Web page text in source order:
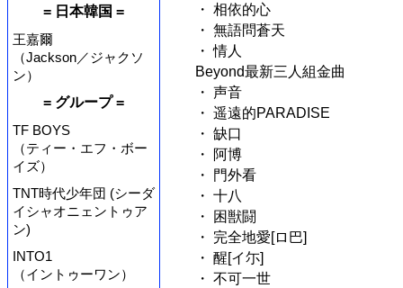
= 日本韓国 =
王嘉爾
（Jackson／ジャクソ
ン）
= グループ =
TF BOYS
（ティー・エフ・ボー
イズ）
TNT時代少年団 (シーダ
イシャオニェントゥア
ン)
INTO1
（イントゥーワン）
・ 相依的心
・ 無語問蒼天
・ 情人
Beyond最新三人組金曲
・ 声音
・ 遥遠的PARADISE
・ 缺口
・ 阿博
・ 門外看
・ 十八
・ 困獣闘
・ 完全地愛[ロ巴]
・ 醒[イ尓]
・ 不可一世